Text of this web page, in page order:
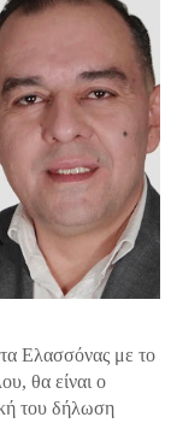
Ελασσόνας με το
θα είναι ο
του δήλωση